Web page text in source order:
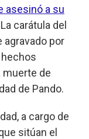
asesinó a su
carátula del
por
muerte de
de Pando.
a cargo de
sitúan el